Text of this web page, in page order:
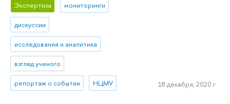
Экспертиза мониторинги
дискуссии
исследования и аналитика
взгляд ученого
репортаж о событии НЦМУ 18 декабря, 2020 г.